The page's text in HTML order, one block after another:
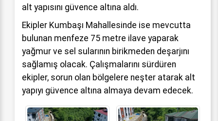
alt yapısını güvence altına aldı.
Ekipler Kumbaşı Mahallesinde ise mevcutta
bulunan menfeze 75 metre ilave yaparak
yağmur ve sel sularının birikmeden deşarjını
sağlamış olacak. Çalışmalarını sürdüren
ekipler, sorun olan bölgelere neşter atarak alt
yapıyı güvence altına almaya devam edecek.